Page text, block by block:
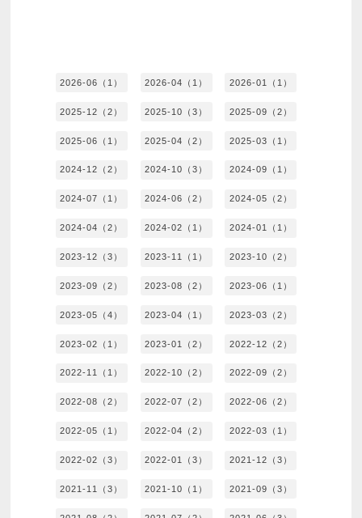
2026-06（1） 2026-04（1） 2026-01（1）
2025-12（2） 2025-10（3） 2025-09（2）
2025-06（1） 2025-04（2） 2025-03（1）
2024-12（2） 2024-10（3） 2024-09（1）
2024-07（1） 2024-06（2） 2024-05（2）
2024-04（2） 2024-02（1） 2024-01（1）
2023-12（3） 2023-11（1） 2023-10（2）
2023-09（2） 2023-08（2） 2023-06（1）
2023-05（4） 2023-04（1） 2023-03（2）
2023-02（1） 2023-01（2） 2022-12（2）
2022-11（1） 2022-10（2） 2022-09（2）
2022-08（2） 2022-07（2） 2022-06（2）
2022-05（1） 2022-04（2） 2022-03（1）
2022-02（3） 2022-01（3） 2021-12（3）
2021-11（3） 2021-10（1） 2021-09（3）